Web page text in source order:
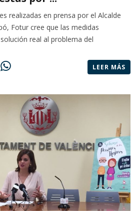
realizadas en prensa por el Alcalde
Fotur cree que las medidas
real al problema del
LEER MÁS